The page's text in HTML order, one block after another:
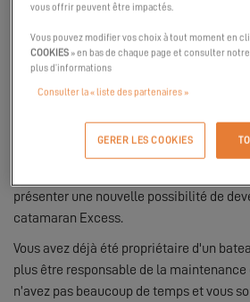
Devenir copropriétaire d’un catamaran
étape de création de nos catamarans
présenter une nouvelle possibilité de
catamaran Excess.
Vous avez déjà été propriétaire d'un
plus être responsable de la maintenance
n’avez pas beaucoup de temps et vous
vous offrir peuvent être impactés.
Vous pouvez modifier vos choix à tout moment en
COOKIES » en bas de chaque page et consulter
plus d’informations
Consulter la « liste des partenaires »
GERER LES COOKIES